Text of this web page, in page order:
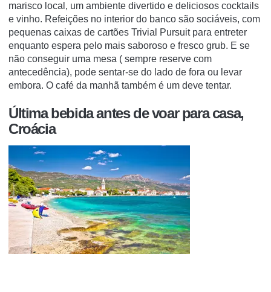
marisco local, um ambiente divertido e deliciosos cocktails
e vinho. Refeições no interior do banco são sociáveis, com
pequenas caixas de cartões Trivial Pursuit para entreter
enquanto espera pelo mais saboroso e fresco grub. E se
não conseguir uma mesa ( sempre reserve com
antecedência), pode sentar-se do lado de fora ou levar
embora. O café da manhã também é um deve tentar.
Última bebida antes de voar para casa,
Croácia